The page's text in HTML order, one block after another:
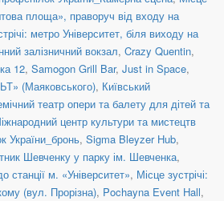
площа», праворуч від входу на
метро Університет, біля виходу на
залізничний вокзал, Crazy Quentin,
12, Samogon Grill Bar, Just in Space,
(Маяковського), Київський
театр опери та балету для дітей та
центр культури та мистецтв
України_бронь, Sigma Bleyzer Hub,
Шевченку у парку ім. Шевченка,
станції м. «Університет», Місце зустрічі:
(вул. Прорізна), Pochayna Event Hall,